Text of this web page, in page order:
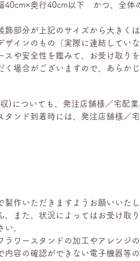
40cm×奥行40cm以下　かつ、全体
部分が上記のサイズから大きく
ザインのもの（実際に連結してい
や安全性を鑑みて、お受け取り
場合がございますので、あらかじ
)についても、発注店舗様／宅配
タンド到着時には、発注店舗様／
製作いただきますようお願いいた
。また、状況によってはお受け取
。
ワースタンドの加工やアレンジ
内容の確認ができない電子機器等